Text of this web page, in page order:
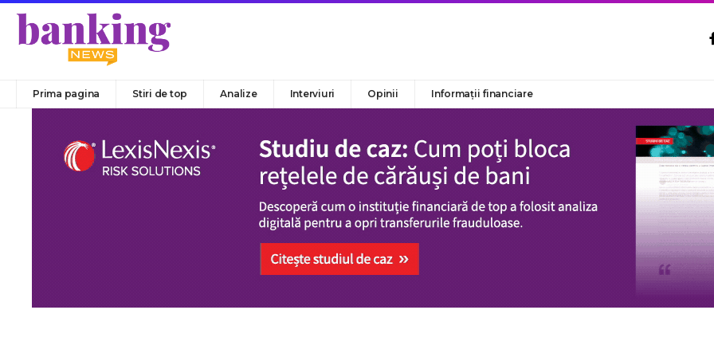
Prima pagina Stiri de top Analize Interviuri Opinii Informații financiare